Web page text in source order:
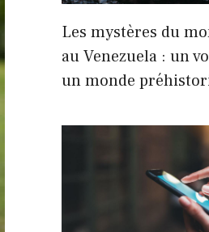
Les mystères du
au Venezuela : un
un monde